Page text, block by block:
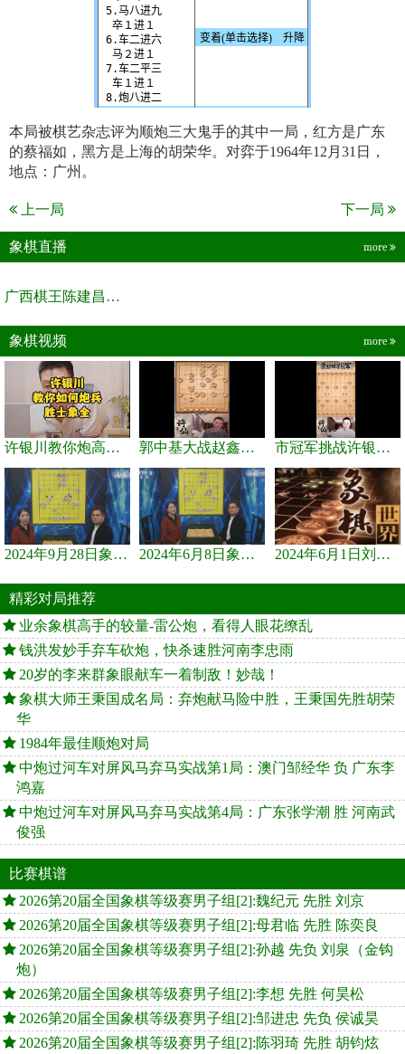
本局被棋艺杂志评为顺炮三大鬼手的其中一局，红方是广东
的蔡福如，黑方是上海的胡荣华。对弈于1964年12月31日，
地点：广州。
上一局 下一局
象棋直播 more
广西棋王陈建昌直播间
象棋视频 more
许银川教你炮高兵士象全如何赢士象全，简单四步即可 郭中基大战赵鑫鑫，许银川激情讲解 市冠军挑战许银川，急进中兵变化真激烈！
2024年9月28日象棋世界栏目，刘君、蒋川讲解了第九届杨官璘杯象棋... 2024年6月8日象棋世界，刘君、蒋川讲解了第九届杨官璘杯全国象棋... 2024年6月1日刘君、蒋川讲解第三届上海杯象棋大师赛谢靖与李少庚...
精彩对局推荐
业余象棋高手的较量-雷公炮，看得人眼花缭乱
钱洪发妙手弃车砍炮，快杀速胜河南李忠雨
20岁的李来群象眼献车一着制敌！妙哉！
象棋大师王秉国成名局：弃炮献马险中胜，王秉国先胜胡荣
华
1984年最佳顺炮对局
中炮过河车对屏风马弃马实战第1局：澳门邹经华 负 广东李
鸿嘉
中炮过河车对屏风马弃马实战第4局：广东张学潮 胜 河南武
俊强
比赛棋谱
2026第20届全国象棋等级赛男子组[2]:魏纪元 先胜 刘京
2026第20届全国象棋等级赛男子组[2]:母君临 先胜 陈奕良
2026第20届全国象棋等级赛男子组[2]:孙越 先负 刘泉（金钩
炮）
2026第20届全国象棋等级赛男子组[2]:李想 先胜 何昊松
2026第20届全国象棋等级赛男子组[2]:邹进忠 先负 侯诚昊
2026第20届全国象棋等级赛男子组[2]:陈羽琦 先胜 胡钧炫